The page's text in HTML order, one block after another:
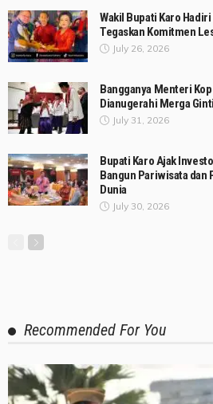
Wakil Bupati Karo
Tegaskan Komitmen
July 26, 2026
Bangganya Menteri
Dianugerahi Merga
July 31, 2026
Bupati Karo Ajak
Bangun Pariwisata dan
Dunia
July 30, 2026
Recommended For You